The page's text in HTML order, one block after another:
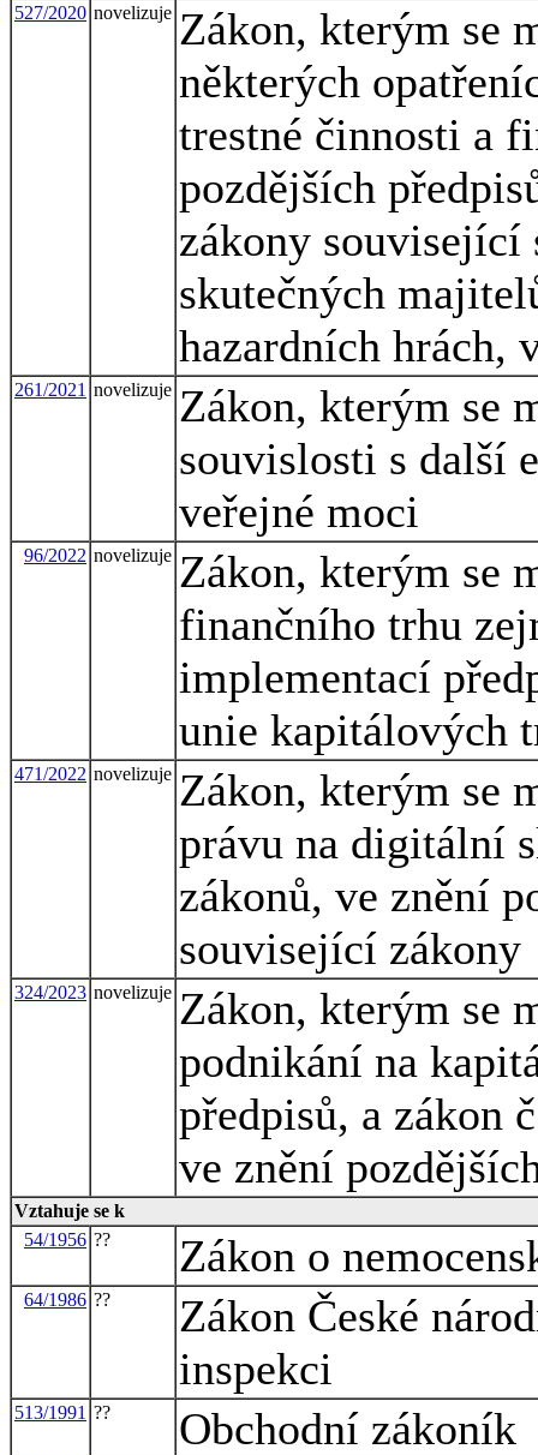
527/2020 novelizuje Zákon, kterým se
některých
trestné činnosti a
pozdějších
zákony
skutečných
hazardních hrách,
261/2021 novelizuje Zákon, kterým se
souvislosti s další
veřejné moci
96/2022 novelizuje Zákon, kterým se
finančního trhu
implementací
unie kapitálových
471/2022 novelizuje Zákon, kterým se
právu na digitální
zákonů, ve znění
související zákony
324/2023 novelizuje Zákon, kterým se
podnikání na
předpisů, a zákon
ve znění
Vztahuje se k
54/1956 ?? Zákon o
64/1986 ??
Zákon České
inspekci
513/1991 ?? Obchodní zákoník